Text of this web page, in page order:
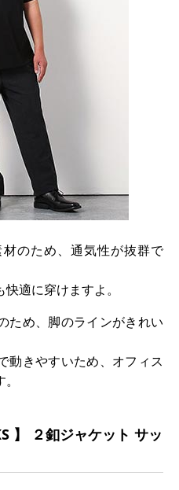
のため、通気性が抜群で
適に穿けますよ。
ため、脚のラインがきれい
動きやすいため、オフィス
】 ２釦ジャケット サッ